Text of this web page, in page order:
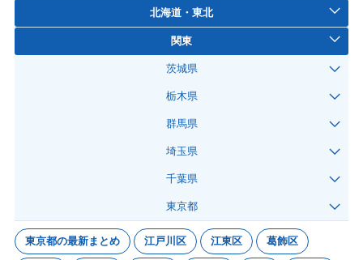
北海道・東北
関東
茨城県
栃木県
群馬県
埼玉県
千葉県
東京都
東京都の最新まとめ 江戸川区 江東区 葛飾区